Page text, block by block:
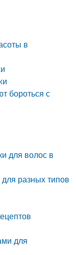
в
бороться с
для волос в
разных типов
для